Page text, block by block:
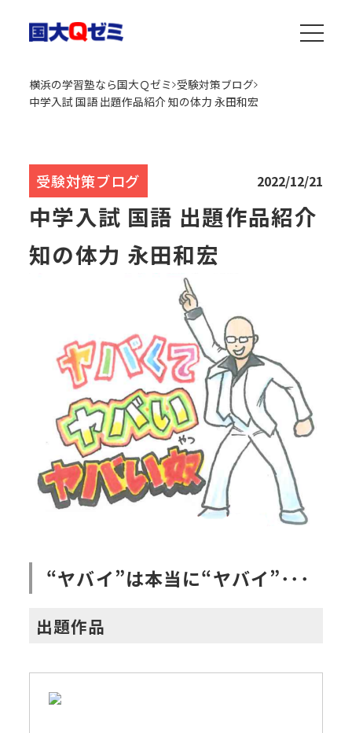
横浜の学習塾なら国大Ｑゼミ 受験対策ブログ
中学入試 国語 出題作品紹介 知の体力 永田和宏
受験対策ブログ 2022/12/21
中学入試 国語 出題作品紹介
知の体力 永田和宏
“ヤバイ”は本当に“ヤバイ”･･･
出題作品